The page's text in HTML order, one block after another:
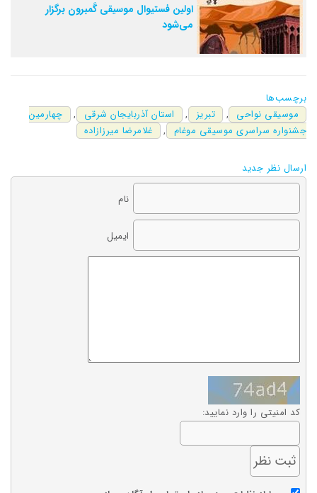
اولین فستیوال موسیقی گَمبرون برگزار
می‌شود
برچسب‌ها
موسیقی نواحی
, تبریز , استان آذربایجان شرقی ,
چهارمین
جشنواره سراسری موسیقی موغام
, غلامرضا میرزازاده
ارسال نظر جدید
نام
ایمیل
کد امنیتی را وارد نمایید: